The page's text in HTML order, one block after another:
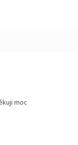
5 hvězdiček.
moc